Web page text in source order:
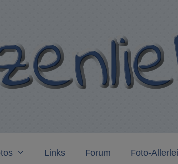
Links Forum Foto-Allerlei